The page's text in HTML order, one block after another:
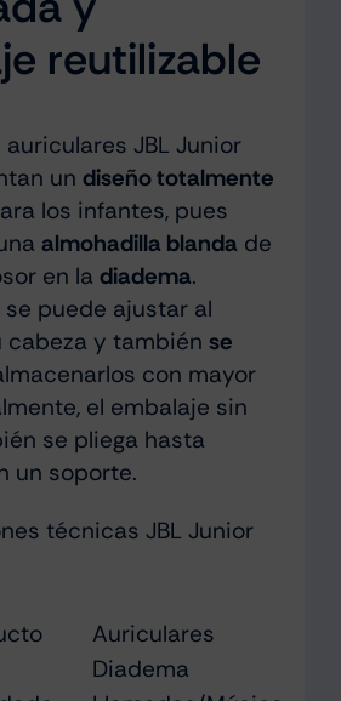
reutilizable
auriculares JBL Junior
un diseño totalmente
los infantes, pues
almohadilla blanda de
en la diadema.
se puede ajustar al
cabeza y también se
con mayor
el embalaje sin
se pliega hasta
un soporte.
técnicas JBL Junior
Auriculares
Diadema